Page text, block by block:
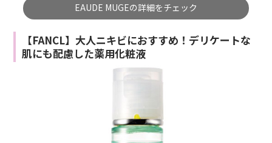
EAUDE MUGEの詳細をチェック
【FANCL】大人ニキビにおすすめ！デリケートな
肌にも配慮した薬用化粧液